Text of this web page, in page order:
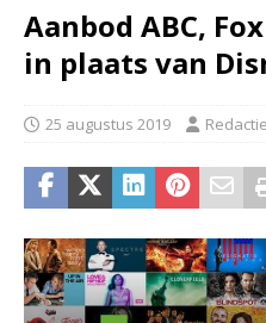
Aanbod ABC,
in plaats van
25 augustus 2019 Redactie